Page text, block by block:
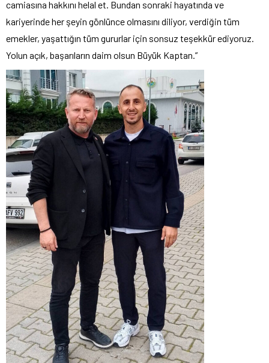
camiasına hakkını helal et. Bundan sonraki hayatında ve
kariyerinde her şeyin gönlünce olmasını diliyor, verdiğin tüm
emekler, yaşattığın tüm gururlar için sonsuz teşekkür ediyoruz.
Yolun açık, başarıların daim olsun Büyük Kaptan.”